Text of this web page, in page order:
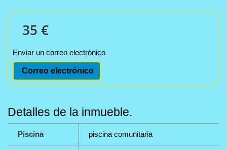
35 €
Enviar un correo electrónico
Correo electrónico
Detalles de la inmueble.
Piscina piscina comunitaria